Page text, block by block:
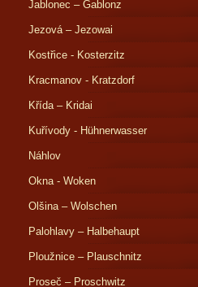
Jablonec – Gablonz
Jezová – Jezowai
Kostřice - Kosterzitz
Kracmanov - Kratzdorf
Křída – Kridai
Kuřívody - Hühnerwasser
Náhlov
Okna - Woken
Olšina – Wolschen
Palohlavy – Halbehaupt
Ploužnice – Plauschnitz
Proseč – Proschwitz